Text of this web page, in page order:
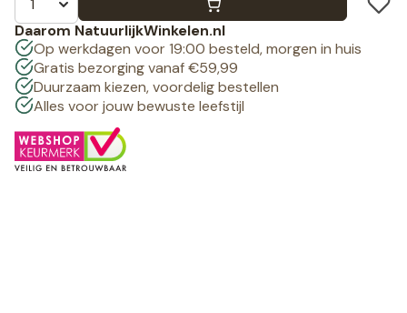
Daarom NatuurlijkWinkelen.nl
Op werkdagen voor 19:00 besteld, morgen in huis
Gratis bezorging vanaf €59,99
Duurzaam kiezen, voordelig bestellen
Alles voor jouw bewuste leefstijl